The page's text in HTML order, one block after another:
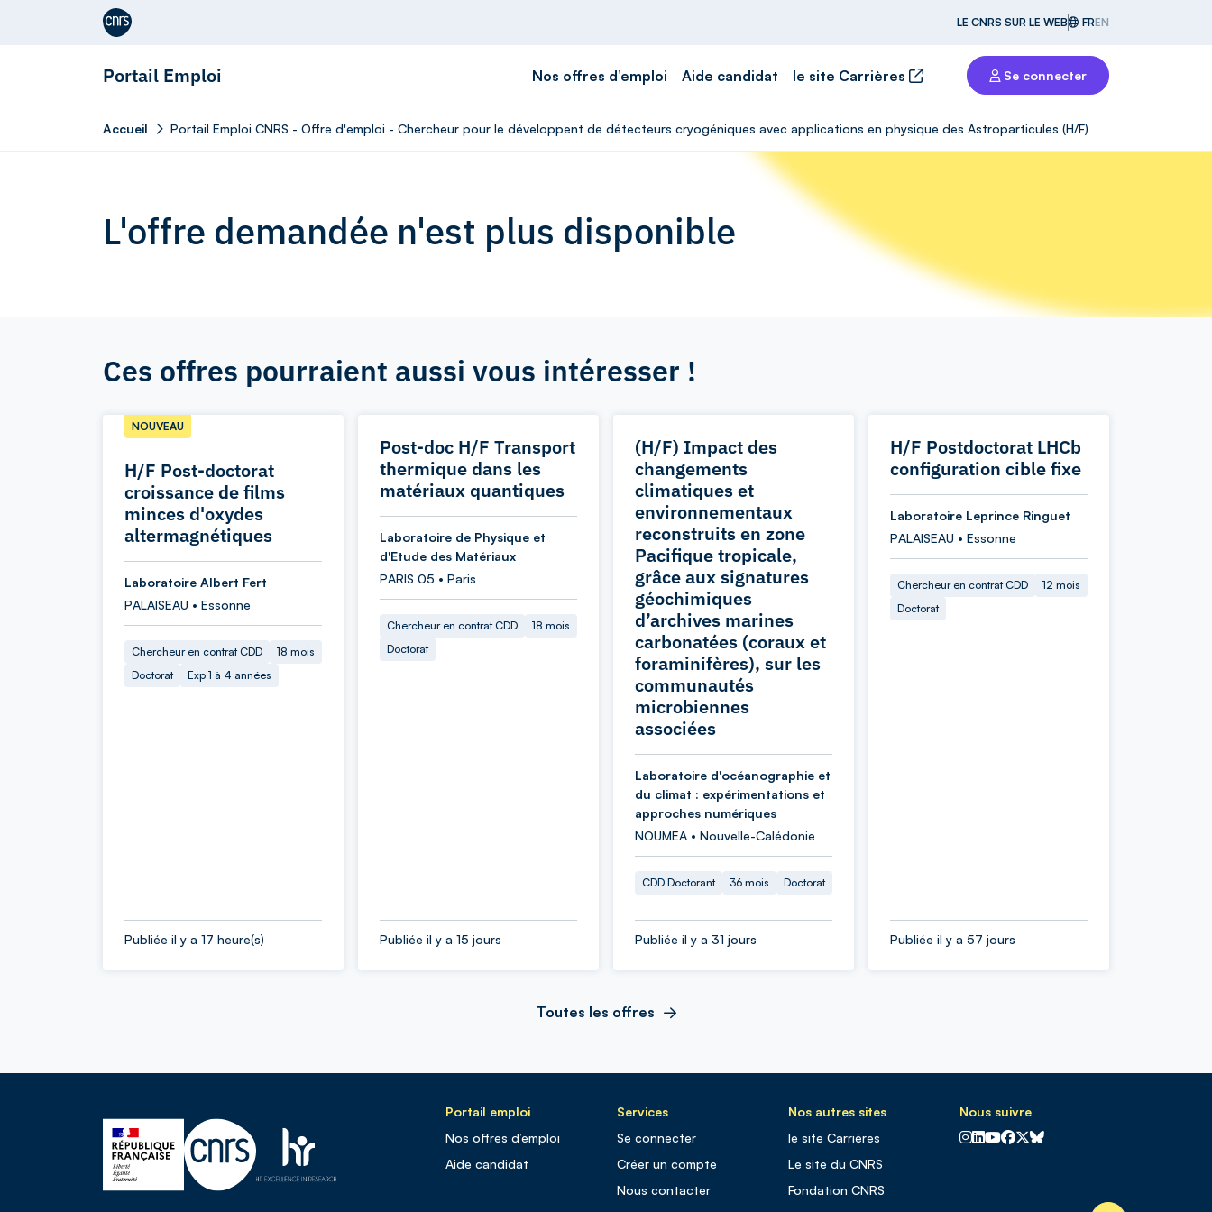
Aller au contenu
LE CNRS SUR LE WEB FREN
Portail Emploi Nos offres d’emploi Aide candidat le site Carrières Se connecter
Accueil Portail Emploi CNRS - Offre d'emploi - Chercheur pour le développent de détecteurs cryogéniques avec applications en physique des Astroparticules (H/F)
L'offre demandée n'est plus disponible
Ces offres pourraient aussi vous intéresser !
H/F Post-doctorat
croissance de films
minces d'oxydes
altermagnétiques
NOUVEAU
Laboratoire Albert Fert
PALAISEAU • Essonne
Chercheur en contrat CDD
18 mois
Doctorat
Exp 1 à 4 années
Publiée il y a 17 heure(s)
Post-doc H/F Transport
thermique dans les
matériaux quantiques
Laboratoire de Physique et
d'Etude des Matériaux
PARIS 05 • Paris
Chercheur en contrat CDD
18 mois
Doctorat
Publiée il y a 15 jours
(H/F) Impact des
changements
climatiques et
environnementaux
reconstruits en zone
Pacifique tropicale,
grâce aux signatures
géochimiques
d’archives marines
carbonatées (coraux et
foraminifères), sur les
communautés
microbiennes
associées
Laboratoire d'océanographie et
du climat : expérimentations et
approches numériques
NOUMEA • Nouvelle-Calédonie
CDD Doctorant 36 mois Doctorat
Publiée il y a 31 jours
H/F Postdoctorat LHCb
configuration cible fixe
Laboratoire Leprince Ringuet
PALAISEAU • Essonne
Chercheur en contrat CDD
12 mois
Doctorat
Publiée il y a 57 jours
Toutes les offres
Portail emploi
Nos offres d’emploi
Aide candidat
Services
Se connecter
Créer un compte
Nous contacter
Nos autres sites
le site Carrières
Le site du CNRS
Fondation CNRS
Nous suivre
CNRS sur Instagram
CNRS sur Linkedin
CNRS sur Youtube
CNRS sur Facebook
CNRS sur X
CNRS sur Blus sky